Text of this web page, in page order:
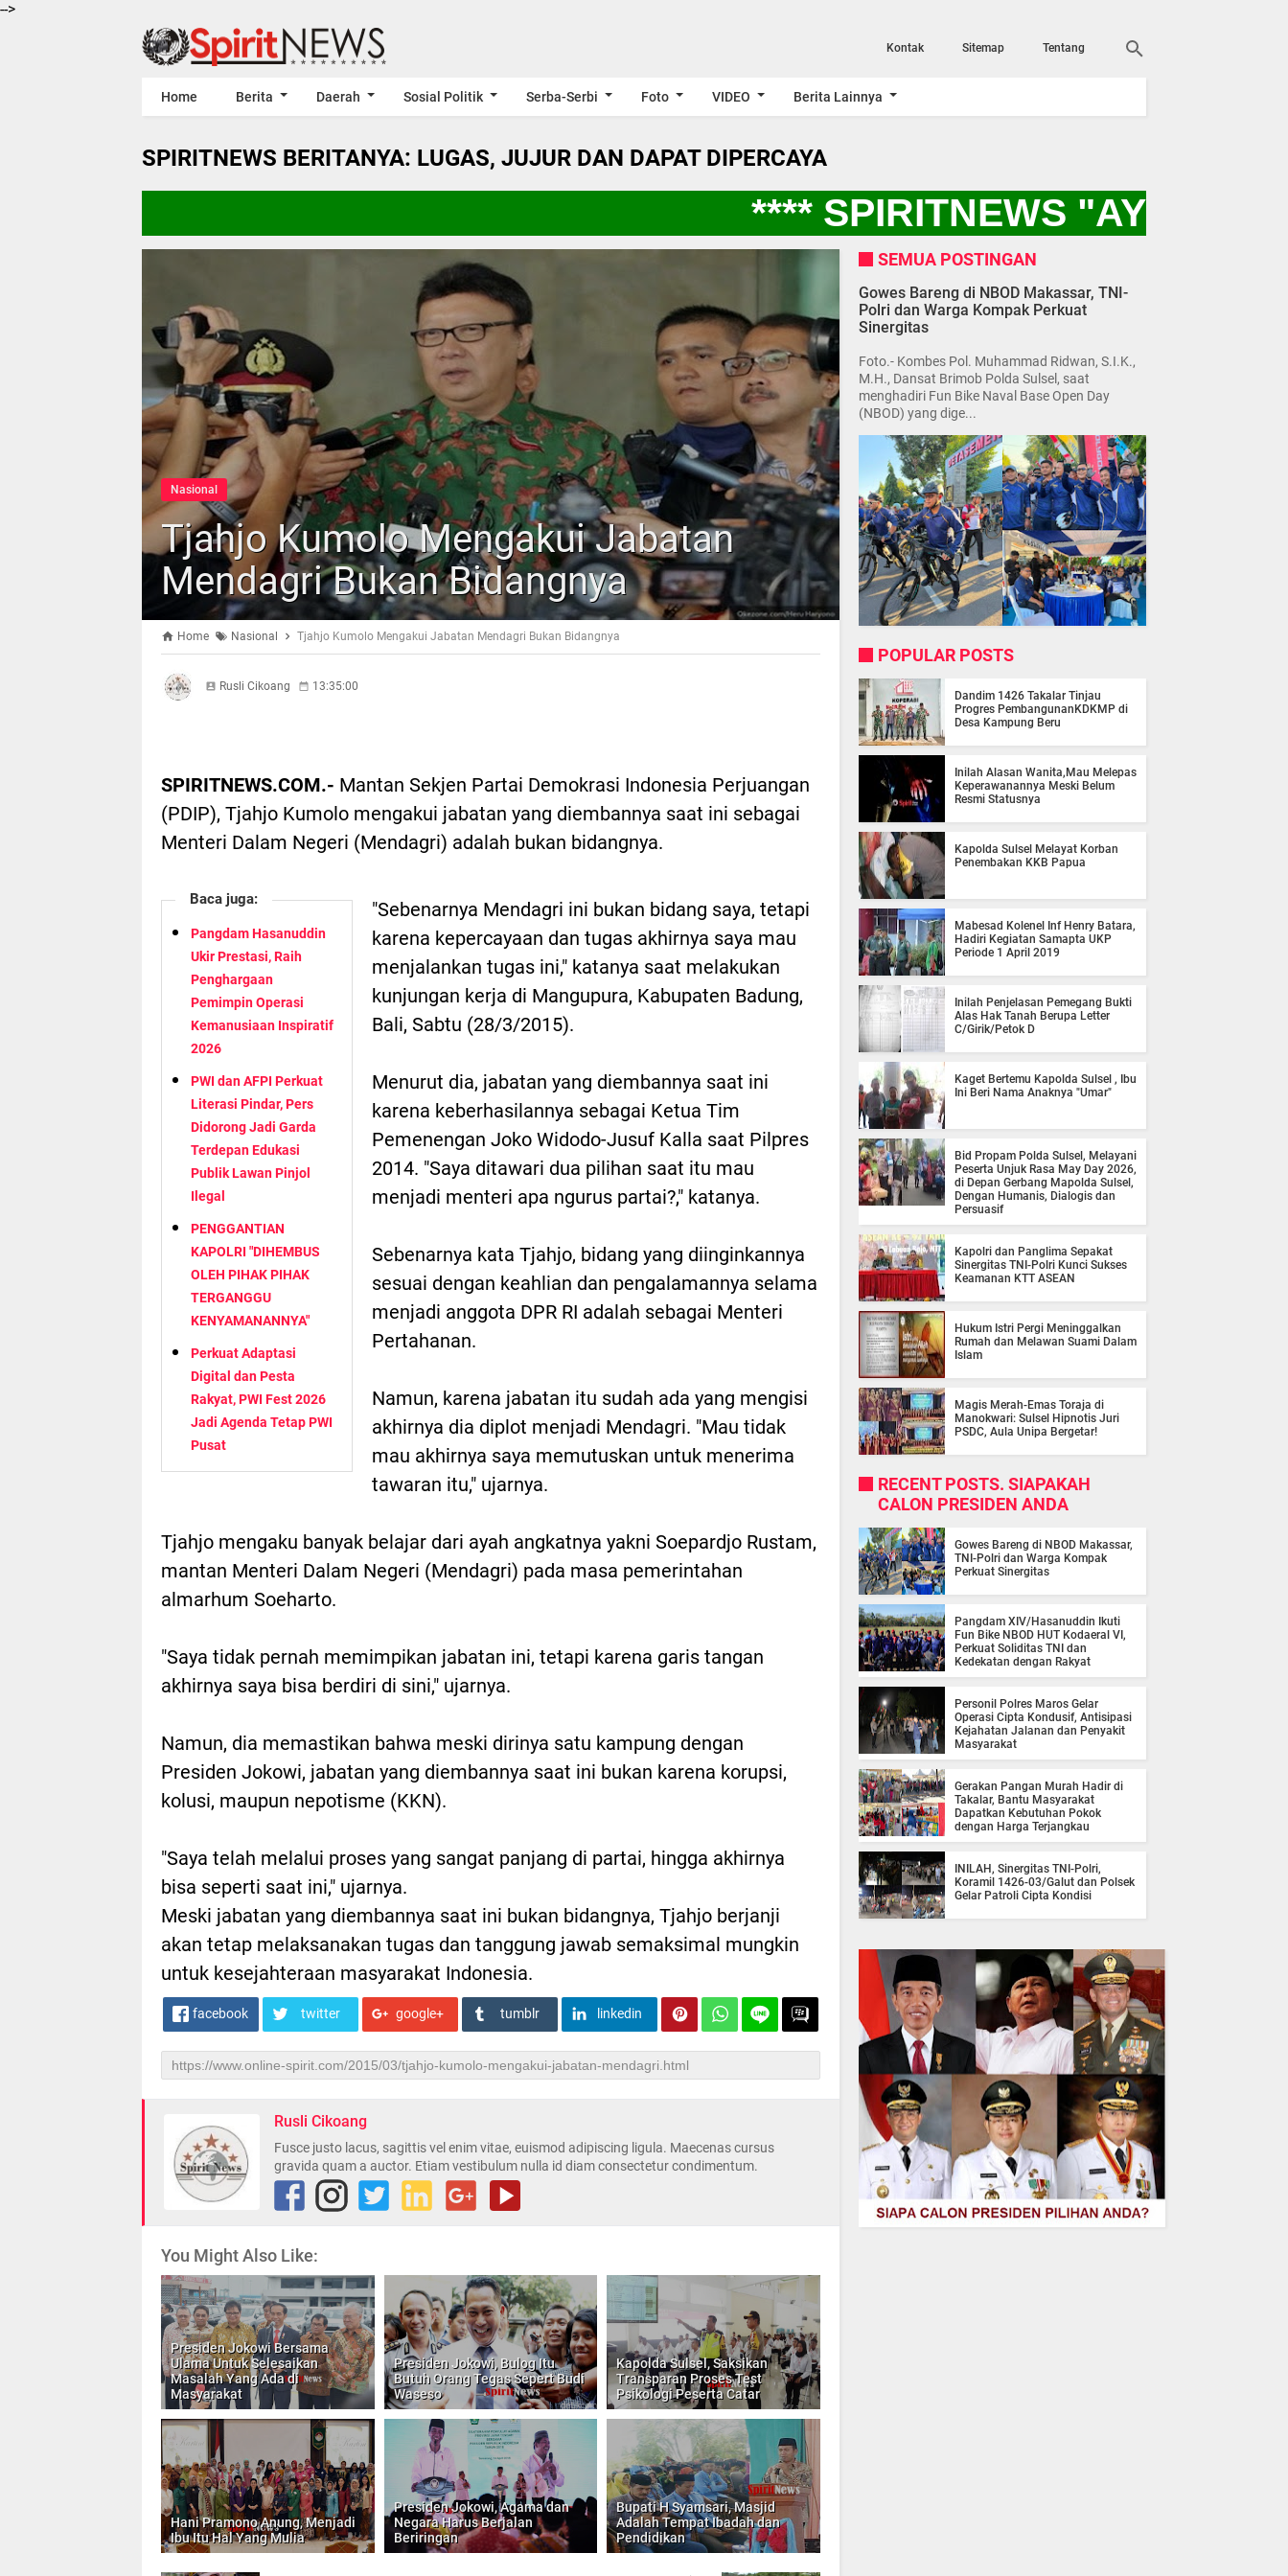
-->
Kontak Sitemap Tentang
Home Berita Daerah Sosial Politik Serba-Serbi Foto VIDEO Berita Lainnya
SPIRITNEWS BERITANYA: LUGAS, JUJUR DAN DAPAT DIPERCAYA
**** SPIRITNEWS "AYO KITA
Nasional
Tjahjo Kumolo Mengakui Jabatan
Mendagri Bukan Bidangnya
Home Nasional Tjahjo Kumolo Mengakui Jabatan Mendagri Bukan Bidangnya
Rusli Cikoang 13:35:00
SPIRITNEWS.COM.- Mantan Sekjen Partai Demokrasi Indonesia Perjuangan
(PDIP), Tjahjo Kumolo mengakui jabatan yang diembannya saat ini sebagai
Menteri Dalam Negeri (Mendagri) adalah bukan bidangnya.
Baca juga:
Pangdam Hasanuddin
Ukir Prestasi, Raih
Penghargaan
Pemimpin Operasi
Kemanusiaan Inspiratif
2026
PWI dan AFPI Perkuat
Literasi Pindar, Pers
Didorong Jadi Garda
Terdepan Edukasi
Publik Lawan Pinjol
Ilegal
PENGGANTIAN
KAPOLRI "DIHEMBUS
OLEH PIHAK PIHAK
TERGANGGU
KENYAMANANNYA"
Perkuat Adaptasi
Digital dan Pesta
Rakyat, PWI Fest 2026
Jadi Agenda Tetap PWI
Pusat
"Sebenarnya Mendagri ini bukan bidang saya, tetapi
karena kepercayaan dan tugas akhirnya saya mau
menjalankan tugas ini," katanya saat melakukan
kunjungan kerja di Mangupura, Kabupaten Badung,
Bali, Sabtu (28/3/2015).
Menurut dia, jabatan yang diembannya saat ini
karena keberhasilannya sebagai Ketua Tim
Pemenengan Joko Widodo-Jusuf Kalla saat Pilpres
2014. "Saya ditawari dua pilihan saat itu mau
menjadi menteri apa ngurus partai?," katanya.
Sebenarnya kata Tjahjo, bidang yang diinginkannya
sesuai dengan keahlian dan pengalamannya selama
menjadi anggota DPR RI adalah sebagai Menteri
Pertahanan.
Namun, karena jabatan itu sudah ada yang mengisi
akhirnya dia diplot menjadi Mendagri. "Mau tidak
mau akhirnya saya memutuskan untuk menerima
tawaran itu," ujarnya.
Tjahjo mengaku banyak belajar dari ayah angkatnya yakni Soepardjo Rustam,
mantan Menteri Dalam Negeri (Mendagri) pada masa pemerintahan
almarhum Soeharto.
"Saya tidak pernah memimpikan jabatan ini, tetapi karena garis tangan
akhirnya saya bisa berdiri di sini," ujarnya.
Namun, dia memastikan bahwa meski dirinya satu kampung dengan
Presiden Jokowi, jabatan yang diembannya saat ini bukan karena korupsi,
kolusi, maupun nepotisme (KKN).
"Saya telah melalui proses yang sangat panjang di partai, hingga akhirnya
bisa seperti saat ini," ujarnya.
Meski jabatan yang diembannya saat ini bukan bidangnya, Tjahjo berjanji
akan tetap melaksanakan tugas dan tanggung jawab semaksimal mungkin
untuk kesejahteraan masyarakat Indonesia.
facebook twitter google+ tumblr linkedin
Rusli Cikoang
Fusce justo lacus, sagittis vel enim vitae, euismod adipiscing ligula. Maecenas cursus
gravida quam a auctor. Etiam vestibulum nulla id diam consectetur condimentum.
You Might Also Like:
Presiden Jokowi Bersama
Ulama Untuk Selesaikan
Masalah Yang Ada di
Masyarakat
Presiden Jokowi, Bulog Itu
Butuh Orang Tegas Sepert Budi
Waseso
Kapolda Sulsel, Saksikan
Transparan Proses Test
Psikologi Peserta Catar
Hani Pramono Anung, Menjadi
Ibu Itu Hal Yang Mulia
Presiden Jokowi, Agama dan
Negara Harus Berjalan
Beriringan
Bupati H Syamsari, Masjid
Adalah Tempat Ibadah dan
Pendidikan
SEMUA POSTINGAN
Gowes Bareng di NBOD Makassar, TNI-
Polri dan Warga Kompak Perkuat
Sinergitas
Foto.- Kombes Pol. Muhammad Ridwan, S.I.K.,
M.H., Dansat Brimob Polda Sulsel, saat
menghadiri Fun Bike Naval Base Open Day
(NBOD) yang dige...
POPULAR POSTS
Dandim 1426 Takalar Tinjau
Progres PembangunanKDKMP di
Desa Kampung Beru
Inilah Alasan Wanita,Mau Melepas
Keperawanannya Meski Belum
Resmi Statusnya
Kapolda Sulsel Melayat Korban
Penembakan KKB Papua
Mabesad Kolenel Inf Henry Batara,
Hadiri Kegiatan Samapta UKP
Periode 1 April 2019
Inilah Penjelasan Pemegang Bukti
Alas Hak Tanah Berupa Letter
C/Girik/Petok D
Kaget Bertemu Kapolda Sulsel , Ibu
Ini Beri Nama Anaknya "Umar"
Bid Propam Polda Sulsel, Melayani
Peserta Unjuk Rasa May Day 2026,
di Depan Gerbang Mapolda Sulsel,
Dengan Humanis, Dialogis dan
Persuasif
Kapolri dan Panglima Sepakat
Sinergitas TNI-Polri Kunci Sukses
Keamanan KTT ASEAN
Hukum Istri Pergi Meninggalkan
Rumah dan Melawan Suami Dalam
Islam
Magis Merah-Emas Toraja di
Manokwari: Sulsel Hipnotis Juri
PSDC, Aula Unipa Bergetar!
RECENT POSTS. SIAPAKAH
CALON PRESIDEN ANDA
Gowes Bareng di NBOD Makassar,
TNI-Polri dan Warga Kompak
Perkuat Sinergitas
Pangdam XIV/Hasanuddin Ikuti
Fun Bike NBOD HUT Kodaeral VI,
Perkuat Soliditas TNI dan
Kedekatan dengan Rakyat
Personil Polres Maros Gelar
Operasi Cipta Kondusif, Antisipasi
Kejahatan Jalanan dan Penyakit
Masyarakat
Gerakan Pangan Murah Hadir di
Takalar, Bantu Masyarakat
Dapatkan Kebutuhan Pokok
dengan Harga Terjangkau
INILAH, Sinergitas TNI-Polri,
Koramil 1426-03/Galut dan Polsek
Gelar Patroli Cipta Kondisi